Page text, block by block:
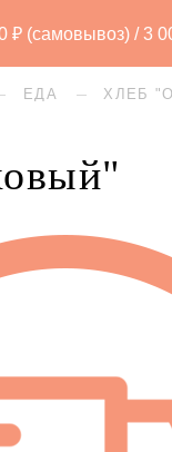
(самовывоз) / 3
Десерты
Еда
ЕДА ХЛЕБ